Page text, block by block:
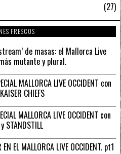
27
FRESCOS
de masas: el Mallorca Live
mutante y plural.
MALLORCA LIVE OCCIDENT con
CHIEFS
MALLORCA LIVE OCCIDENT con
STANDSTILL
EL MALLORCA LIVE OCCIDENT. pt1